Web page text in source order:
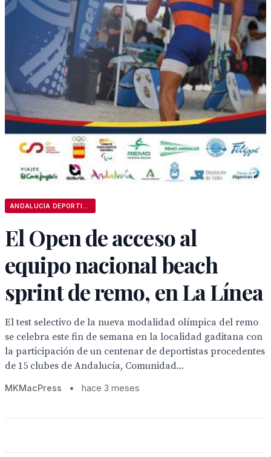
El Open de acceso al
equipo nacional beach
sprint de remo, en La Línea
El test selectivo de la nueva modalidad olímpica del remo
se celebra este fin de semana en la localidad gaditana con
la participación de un centenar de deportistas procedentes
de 15 clubes de Andalucía, Comunidad...
MKMacPress • hace 3 meses